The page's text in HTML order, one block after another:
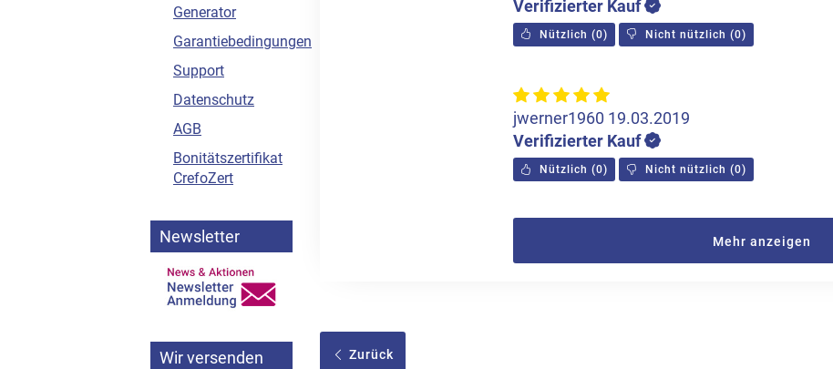
Verifizierter Kauf
Nützlich (0) Nicht nützlich (0)
jwerner1960 19.03.2019
Verifizierter Kauf
Nützlich (0) Nicht nützlich (0)
Mehr anzeigen
Zurück
Generator
Garantiebedingungen
Support
Datenschutz
AGB
Bonitätszertifikat
CrefoZert
Newsletter
Wir versenden